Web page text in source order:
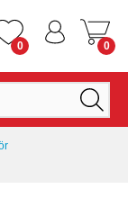
0 0